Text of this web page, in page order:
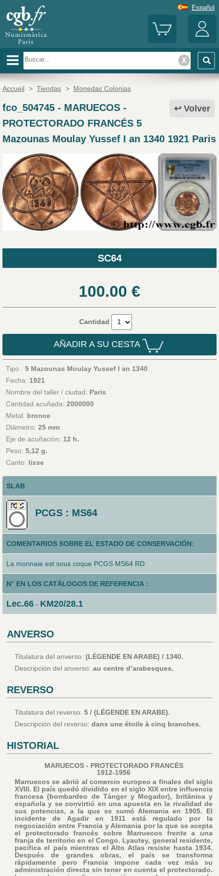
Español
Accueil > Tiendas > Monedas Colonias
Volver
fco_504745- MARUECOS -
PROTECTORADO FRANCÉS 5
Mazounas Moulay Yussef I an 1340 1921 Paris
SC64
100.00 €
Cantidad
AÑADIR A SU CESTA
Tipo : 5 Mazounas Moulay Yussef I an 1340
Fecha: 1921
Nombre del taller / ciudad: Paris
Cantidad acuñada: 2000000
Metal: bronce
Diámetro: 25 mm
Eje de acuñación: 12 h.
Peso: 5,12 g.
Canto: lisse
SLAB
PCGS : MS64
COMENTARIOS SOBRE EL ESTADO DE CONSERVACIÓN:
La monnaie est sous coque PCGS MS64 RD
N° EN LOS CATÁLOGOS DE REFERENCIA :
Lec.66- KM20/28.1
ANVERSO
Titulatura del anverso: (LÉGENDE EN ARABE) / 1340.
Descripción del anverso: au centre d’arabesques.
REVERSO
Titulatura del reverso: 5 / (LÉGENDE EN ARABE).
Descripción del reverso: dans une étoile à cinq branches.
HISTORIAL
MARUECOS - PROTECTORADO FRANCÉS
1912-1956
Marruecos se abrió al comercio europeo a finales del siglo
XVIII. El país quedó dividido en el siglo XIX entre influencia
francesa (bombardeo de Tánger y Mogador), británica y
española y se convirtió en una apuesta en la rivalidad de
sus potencias, a la que se sumó Alemania en 1905. El
incidente de Agadir en 1911 está regulado por la
negociación entre Francia y Alemania por la que se acepta
el protectorado francés sobre Marruecos frente a una
franja de territorio en el Congo. Lyautey, general residente,
pacifica el país mientras el Alto Atlas resiste hasta 1934.
Después de grandes obras, el país se transforma
rápidamente pero Francia impone cada vez más su
administración directa sin tener en cuenta el protectorado.